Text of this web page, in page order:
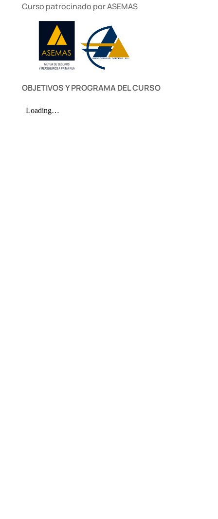
Curso patrocinado por ASEMAS
OBJETIVOS Y PROGRAMA DEL CURSO